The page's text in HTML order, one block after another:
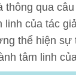
thông qua
linh của tác
thể hiện sự
tâm linh